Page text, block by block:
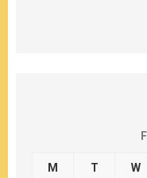
M T W